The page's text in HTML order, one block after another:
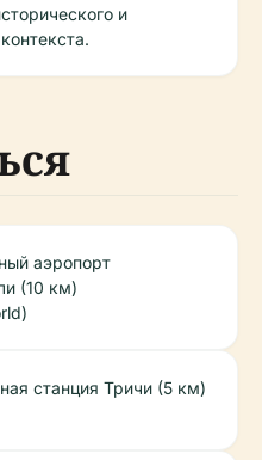
и
аэропорт
(10 км)
станция Тричи (5 км)